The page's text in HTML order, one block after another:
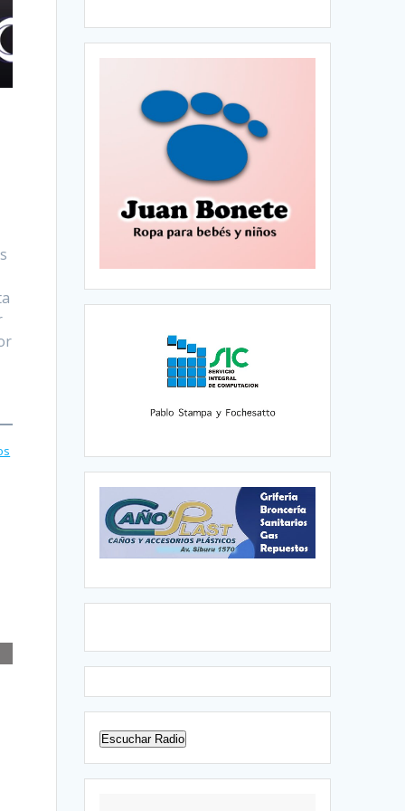
Escuchar Radio